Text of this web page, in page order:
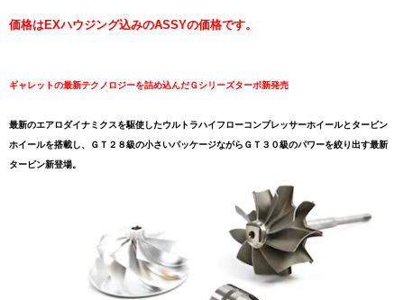
価格はEXハウジング込みのASSYの価格です。
ギャレットの最新テクノロジーを詰め込んだＧシリーズターボ新発売
最新のエアロダイナミクスを駆使したウルトラハイフローコンプレッサーホイールとタービン
ホイールを搭載し、ＧＴ２８級の小さいパッケージながらＧＴ３０級のパワーを絞り出す最新
タービン新登場。